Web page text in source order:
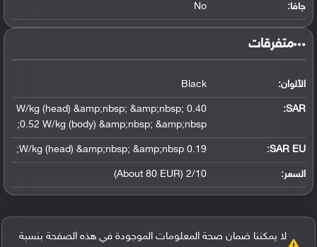
جافا: No
‏متفرقات‏
الألوان: Black
SAR
:
0.40 W/kg (head) &amp;nbsp; &amp;nbsp;
0.52 W/kg (body) &amp;nbsp; &amp;nbsp;
SAR EU:
0.19 W/kg (head) &amp;nbsp; &amp;nbsp;
السعر: 2/10 (About 80 EUR)
لا يمكننا ضمان صحة المعلومات الموجودة في هذه الصفحة بنسبة